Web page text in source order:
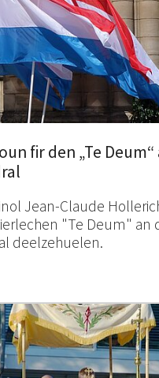
fir den „Te
Jean-Claude
"Te Deum" an
deelzehuelen.